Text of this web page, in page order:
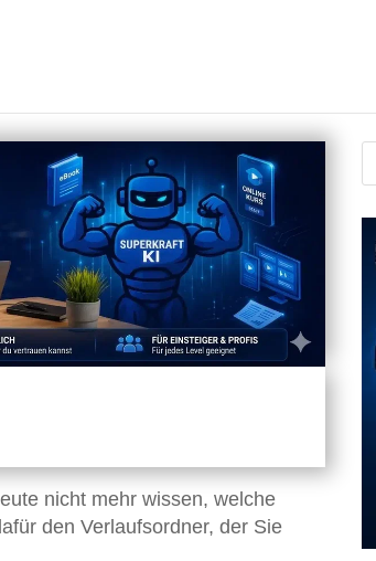
nicht mehr wissen, welche
den Verlaufsordner, der Sie